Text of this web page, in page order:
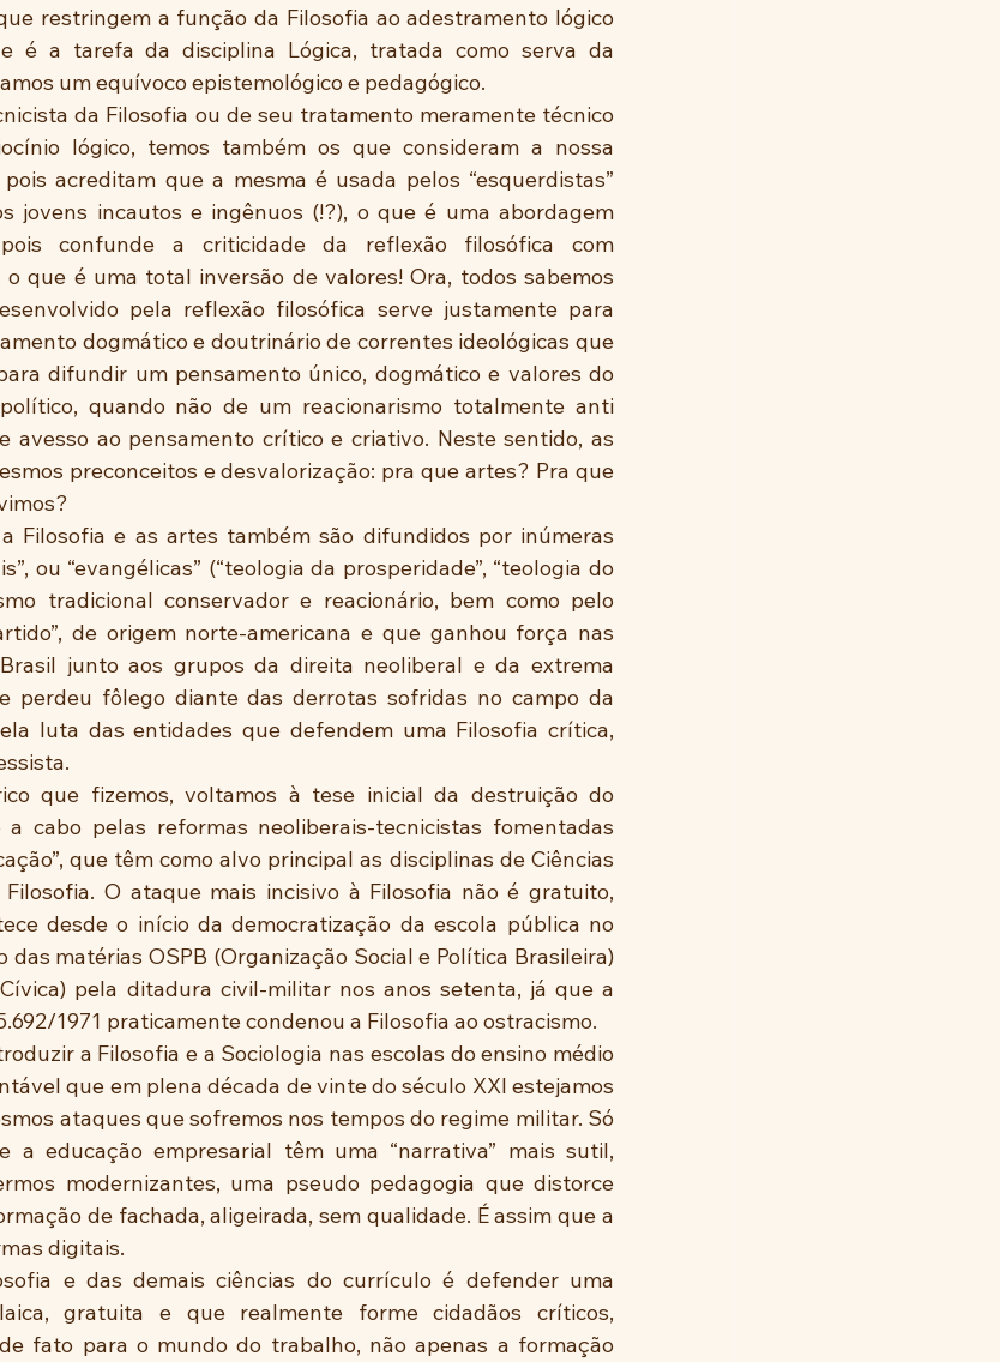
restringem a função da Filosofia ao adestramento lógico
é a tarefa da disciplina Lógica, tratada como serva da
um equívoco epistemológico e pedagógico.
da Filosofia ou de seu tratamento meramente técnico
lógico, temos também os que consideram a nossa
pois acreditam que a mesma é usada pelos “esquerdistas”
jovens incautos e ingênuos (!?), o que é uma abordagem
confunde a criticidade da reflexão filosófica com
o que é uma total inversão de valores! Ora, todos sabemos
pela reflexão filosófica serve justamente para
dogmático e doutrinário de correntes ideológicas que
difundir um pensamento único, dogmático e valores do
quando não de um reacionarismo totalmente anti
avesso ao pensamento crítico e criativo. Neste sentido, as
preconceitos e desvalorização: pra que artes? Pra que
Filosofia e as artes também são difundidos por inúmeras
ou “evangélicas” (“teologia da prosperidade”, “teologia do
tradicional conservador e reacionário, bem como pelo
de origem norte-americana e que ganhou força nas
junto aos grupos da direita neoliberal e da extrema
perdeu fôlego diante das derrotas sofridas no campo da
luta das entidades que defendem uma Filosofia crítica,
que fizemos, voltamos à tese inicial da destruição do
cabo pelas reformas neoliberais-tecnicistas fomentadas
que têm como alvo principal as disciplinas de Ciências
O ataque mais incisivo à Filosofia não é gratuito,
desde o início da democratização da escola pública no
das matérias OSPB (Organização Social e Política Brasileira)
pela ditadura civil-militar nos anos setenta, já que a
1971 praticamente condenou a Filosofia ao ostracismo.
a Filosofia e a Sociologia nas escolas do ensino médio
que em plena década de vinte do século XXI estejamos
ataques que sofremos nos tempos do regime militar. Só
a educação empresarial têm uma “narrativa” mais sutil,
modernizantes, uma pseudo pedagogia que distorce
de fachada, aligeirada, sem qualidade. É assim que a
digitais.
e das demais ciências do currículo é defender uma
gratuita e que realmente forme cidadãos críticos,
fato para o mundo do trabalho, não apenas a formação